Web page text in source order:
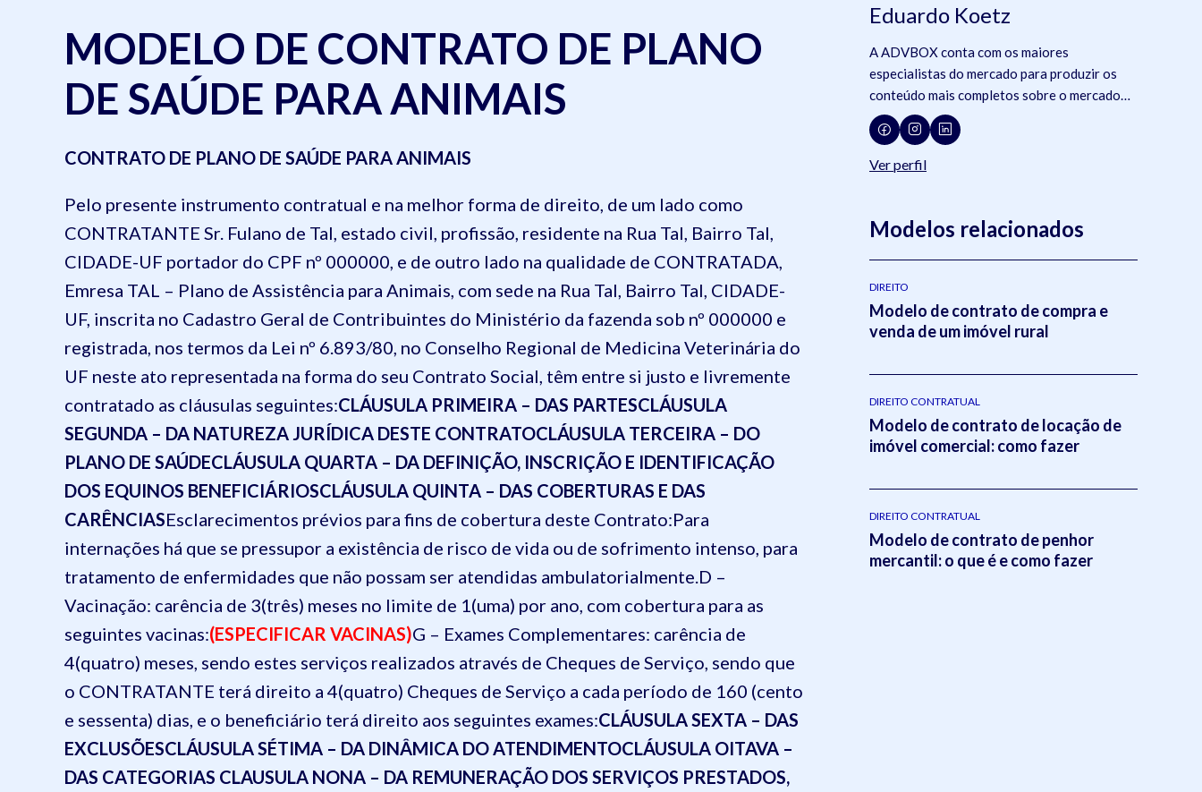
MODELO DE CONTRATO DE PLANO
DE SAÚDE PARA ANIMAIS
CONTRATO DE PLANO DE SAÚDE PARA ANIMAIS
Pelo presente instrumento contratual e na melhor forma de direito, de um lado como
CONTRATANTE Sr. Fulano de Tal, estado civil, profissão, residente na Rua Tal, Bairro Tal,
CIDADE-UF portador do CPF nº 000000, e de outro lado na qualidade de CONTRATADA,
Emresa TAL – Plano de Assistência para Animais, com sede na Rua Tal, Bairro Tal, CIDADE-
UF, inscrita no Cadastro Geral de Contribuintes do Ministério da fazenda sob nº 000000 e
registrada, nos termos da Lei nº 6.893/80, no Conselho Regional de Medicina Veterinária do
UF neste ato representada na forma do seu Contrato Social, têm entre si justo e livremente
contratado as cláusulas seguintes:CLÁUSULA PRIMEIRA – DAS PARTESCLÁUSULA
SEGUNDA – DA NATUREZA JURÍDICA DESTE CONTRATOCLÁUSULA TERCEIRA – DO
PLANO DE SAÚDECLÁUSULA QUARTA – DA DEFINIÇÃO, INSCRIÇÃO E IDENTIFICAÇÃO
DOS EQUINOS BENEFICIÁRIOSCLÁUSULA QUINTA – DAS COBERTURAS E DAS
CARÊNCIASEsclarecimentos prévios para fins de cobertura deste Contrato:Para
internações há que se pressupor a existência de risco de vida ou de sofrimento intenso, para
tratamento de enfermidades que não possam ser atendidas ambulatorialmente.D –
Vacinação: carência de 3(três) meses no limite de 1(uma) por ano, com cobertura para as
seguintes vacinas:(ESPECIFICAR VACINAS)G – Exames Complementares: carência de
4(quatro) meses, sendo estes serviços realizados através de Cheques de Serviço, sendo que
o CONTRATANTE terá direito a 4(quatro) Cheques de Serviço a cada período de 160 (cento
e sessenta) dias, e o beneficiário terá direito aos seguintes exames:CLÁUSULA SEXTA – DAS
EXCLUSÕESCLÁUSULA SÉTIMA – DA DINÂMICA DO ATENDIMENTOCLÁUSULA OITAVA –
DAS CATEGORIAS CLAUSULA NONA – DA REMUNERAÇÃO DOS SERVIÇOS PRESTADOS,
Eduardo Koetz
A ADVBOX conta com os maiores
especialistas do mercado para produzir os
conteúdo mais completos sobre o mercado
jurídico, tecnologia e advocacia.
Ver perfil
Modelos relacionados
DIREITO
Modelo de contrato de compra e
venda de um imóvel rural
DIREITO CONTRATUAL
Modelo de contrato de locação de
imóvel comercial: como fazer
DIREITO CONTRATUAL
Modelo de contrato de penhor
mercantil: o que é e como fazer